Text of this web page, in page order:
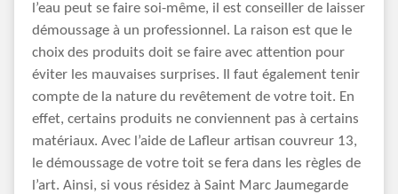
l’eau peut se faire soi-même, il est conseiller de laisser
démoussage à un professionnel. La raison est que le
choix des produits doit se faire avec attention pour
éviter les mauvaises surprises. Il faut également tenir
compte de la nature du revêtement de votre toit. En
effet, certains produits ne conviennent pas à certains
matériaux. Avec l’aide de Lafleur artisan couvreur 13,
le démoussage de votre toit se fera dans les règles de
l’art. Ainsi, si vous résidez à Saint Marc Jaumegarde